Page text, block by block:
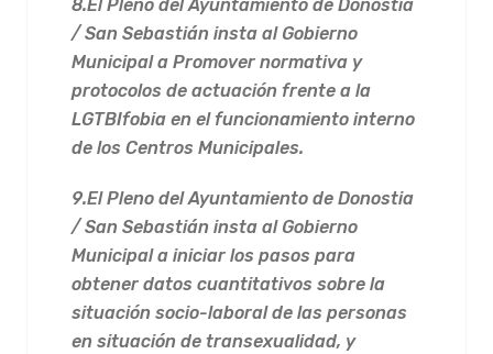
8.El Pleno del Ayuntamiento de Donostia
/ San Sebastián insta al Gobierno
Municipal a Promover normativa y
protocolos de actuación frente a la
LGTBIfobia en el funcionamiento interno
de los Centros Municipales.
9.El Pleno del Ayuntamiento de Donostia
/ San Sebastián insta al Gobierno
Municipal a iniciar los pasos para
obtener datos cuantitativos sobre la
situación socio-laboral de las personas
en situación de transexualidad, y